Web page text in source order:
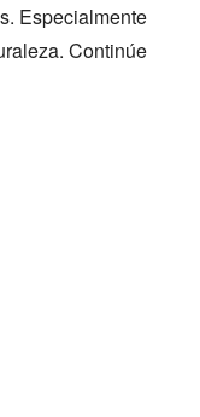
Especialmente
Continúe